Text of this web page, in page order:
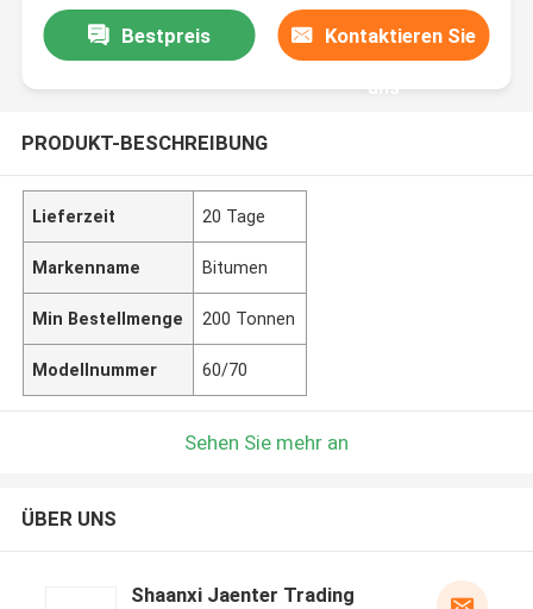
Bestpreis Kontaktieren Sie
uns
PRODUKT-BESCHREIBUNG
Lieferzeit 20 Tage
Markenname Bitumen
Min Bestellmenge 200 Tonnen
Modellnummer 60/70
Sehen Sie mehr an
ÜBER UNS
Shaanxi Jaenter Trading